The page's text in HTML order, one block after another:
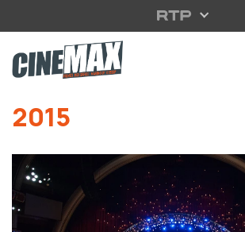
Saltar para o conteúdo principal
2015